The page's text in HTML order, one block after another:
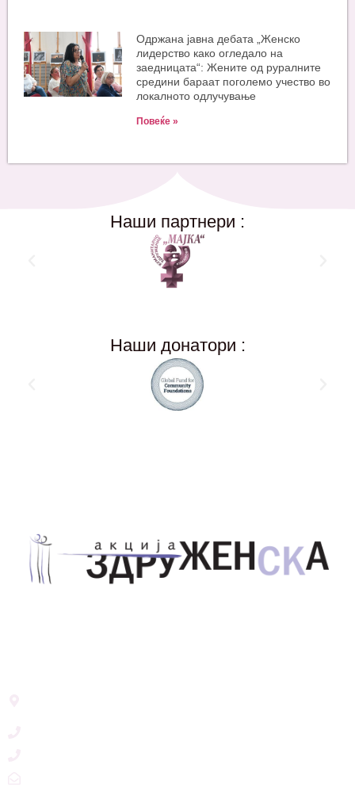
Одржана јавна дебата „Женско
лидерство како огледало на
заедницата“: Жените од руралните
средини бараат поголемо учество во
локалното одлучување
Повеќе »
Наши партнери :
Наши донатори :